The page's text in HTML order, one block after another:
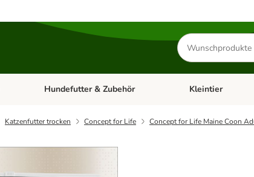
Produkte
suchen
Kategorie-Menü öffnen: Katzenfutter & Zubehör
Hundefutter & Zubehör Kategorie-Menü
Kleintier
Katzenfutter trocken Concept for Life Concept for Life Maine Coon